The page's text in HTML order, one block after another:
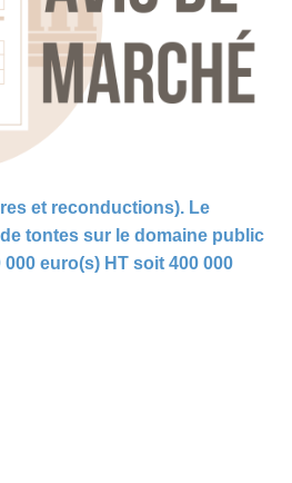
et reconductions). Le
tontes sur le domaine public
euro(s) HT soit 400 000